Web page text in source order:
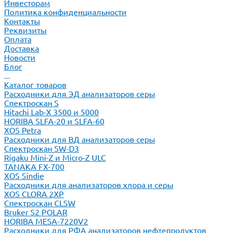
Инвесторам
Политика конфиденциальности
Контакты
Реквизиты
Оплата
Доставка
Новости
Блог
...
Каталог товаров
Расходники для ЭД анализаторов серы
Спектроскан S
Hitachi Lab-X 3500 и 5000
HORIBA SLFA-20 и SLFA-60
XOS Petra
Расходники для ВД анализаторов серы
Спектроскан SW-D3
Rigaku Mini-Z и Micro-Z ULC
TANAKA FX-700
XOS Sindie
Расходники для анализаторов хлора и серы
XOS CLORA 2XP
Спектроскан CLSW
Bruker S2 POLAR
HORIBA MESA-7220V2
Расходники для РФА анализаторов нефтепродуктов